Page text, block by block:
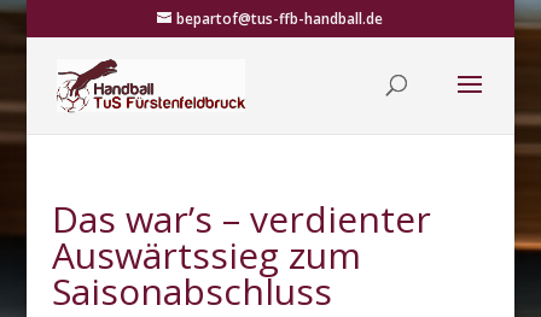
bepartof@tus-ffb-handball.de
Das war’s – verdienter
Auswärtssieg zum
Saisonabschluss